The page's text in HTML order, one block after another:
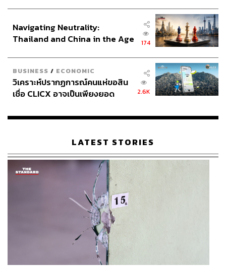
เราคือผู้เชี่ยวชาญด้าน Digital Intelligent Infrastructure นั่น
คือสิ่งที่เราทำอยู่ และเราถนัด แต่เรายังเป็นตัวเล็กๆ ในเรื่อ
งอื่นๆ เราเป็นฟันเฟืองเล็กๆ ที่เรียนรู้จากลูกค้าเสมอ เราจึง
Co-Creation เป็นหัวใจในการเติบโต
ไปในทิศทางที่ดี แต่อีกหลายองค์กรก็ยังไม่สามารถเดินหน้า
ไปได้ ภูผาฉายภาพให้เห็นว่า การทำ Digital Transformation
ต้องอาศัยเวลาในการศึกษาและวิจัย บางบริษัทต้องใช้เวลา
มาก อีกทั้งบางองค์กรต้องหาบุคลากรที่จะสามารถปรับตัว
และประยุกต์ใช้งานดิจิทัลได้
ดังนั้น การจะเปลี่ยนผ่านองค์กรไปสู่ดิจิทัลและก้าวผ่านได้
หัวใจหลักที่ AIS และภูผามองคือ การสร้างร่วมกันหรือ ‘Co-
Navigating Neutrality:
Thailand and China in the Age
174
BUSINESS / ECONOMIC
วิเคราะห์ปรากฏการณ์คนแห่ขอสิน
เชื่อ CLICX อาจเป็นเพียงยอด
เรือนไทยที่ถูกซุกไว้
2.6K
LATEST STORIES